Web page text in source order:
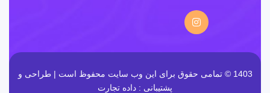
1403 © تمامی حقوق برای این وب سایت محفوظ است | طراحی و
پشتیبانی : داده تجارت